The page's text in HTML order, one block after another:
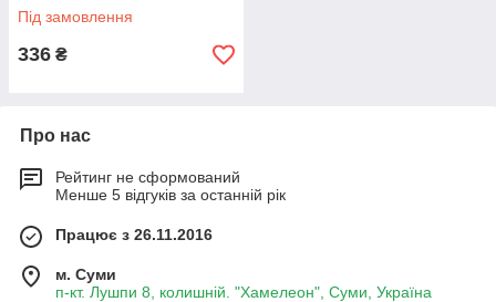
Під замовлення
336 ₴
Про нас
Рейтинг не сформований
Менше 5 відгуків за останній рік
Працює з 26.11.2016
м. Суми
п-кт. Лушпи 8, колишній. "Хамелеон", Суми, Україна